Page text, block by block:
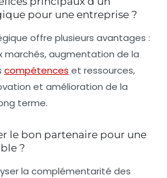
pour une entreprise ?
offre plusieurs avantages :
marchés, augmentation de la
compétences et ressources,
et amélioration de la
terme.
le bon partenaire pour une
?
la complémentarité des